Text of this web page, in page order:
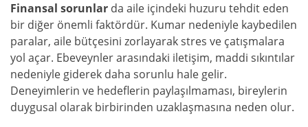
Finansal sorunlar da aile içindeki huzuru tehdit eden
bir diğer önemli faktördür. Kumar nedeniyle kaybedilen
paralar, aile bütçesini zorlayarak stres ve çatışmalara
yol açar. Ebeveynler arasındaki iletişim, maddi sıkıntılar
nedeniyle giderek daha sorunlu hale gelir.
Deneyimlerin ve hedeflerin paylaşılmaması, bireylerin
duygusal olarak birbirinden uzaklaşmasına neden olur.